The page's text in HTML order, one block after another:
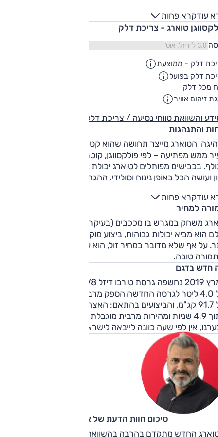
כוח משמעותי. התיבה מעט איטית, אך חלקה ונעימה.עודקרא פחות
טוארג - צריכת דלק
דלק - ממוצעת
דלק בפועל
מכל דלק
זיהום אוויר
והשוואת טווחי נסיעה / צריכת דלק
והתנהגות
הטוארג מייצר תחושה שהוא קטן ממידותיו, ויכולת התמרון
ממש מפתיעה – לפי פולקסווגן, קוטר הסיבוב קרוב לזה של
בכבישים מפותלים לטוארג יכולת גבוהה. הוא אוחז היטב,
ועושה הכל באופן נינוח וסולידי. ההגה מעט קל מדי והתחושה
דינאמית וגם על שבילים מהירים.עודקרא פחות
למחיר
משחק במגרש בו מככבים (בעיקר) דגמים עם סמל נחשק
הוא מביא יכולות גבוהות, ביצוע מוקפד, איכות גבוהה וסמל
על אף שלא מדובר במחיר זול, הוא עדיין פחות יקר ממתחריו
טובה.
חדש בדגם
אין לפי שעה כוונה לייבאה לישראל.
סיכום חוות הדעת של אוהד אלגוב
החדש מתקדם בהרבה בהשוואה לקודמו: טכנולוגי יותר,